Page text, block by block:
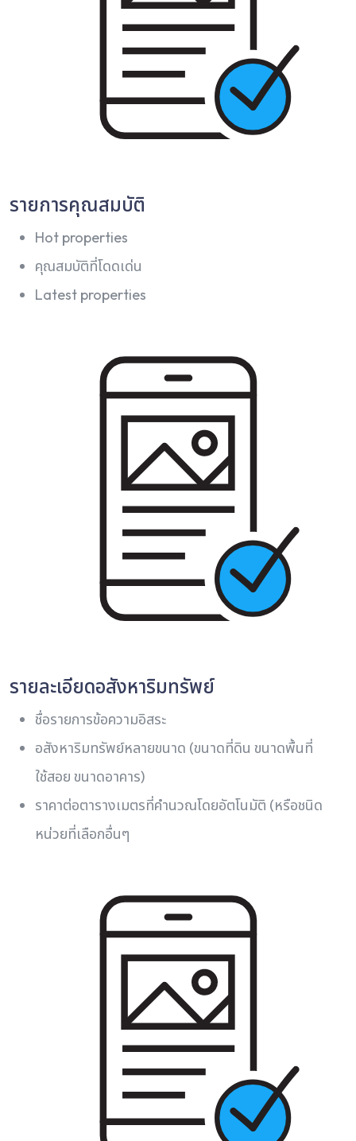
รายการคุณสมบัติ
Hot properties
คุณสมบัติที่โดดเด่น
Latest properties
รายละเอียดอสังหาริมทรัพย์
ชื่อรายการข้อความอิสระ
อสังหาริมทรัพย์หลายขนาด (ขนาดที่ดิน ขนาดพื้นที่
ใช้สอย ขนาดอาคาร)
ราคาต่อตารางเมตรที่คํานวณโดยอัตโนมัติ (หรือชนิด
หน่วยที่เลือกอื่นๆ